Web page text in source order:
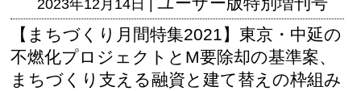
2023年12月14日 |
【まちづくり月間特集2021】東京・中延の
不燃化プロジェクトとM要除却の基準案、
まちづくり支える融資と建て替えの枠組み